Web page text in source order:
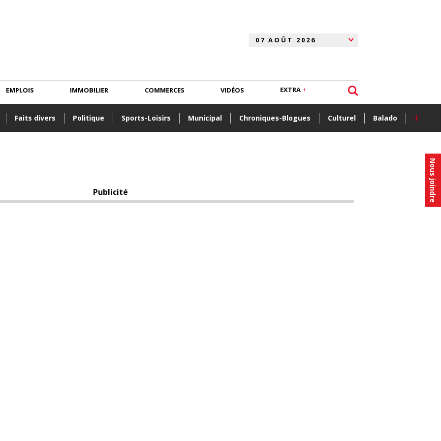
Nous joindre
Faits divers Politique Sports-Loisirs Municipal Chroniques-Blogues Culturel Balado +
EMPLOIS IMMOBILIER COMMERCES VIDÉOS EXTRA
Publicité